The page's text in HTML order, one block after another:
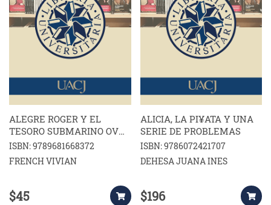
ALEGRE ROGER Y EL
TESORO SUBMARINO OVM
163
ISBN: 9789681668372
FRENCH VIVIAN
$45
ALICIA, LA PI¥ATA Y UNA
SERIE DE PROBLEMAS
ISBN: 9786072421707
DEHESA JUANA INES
$196